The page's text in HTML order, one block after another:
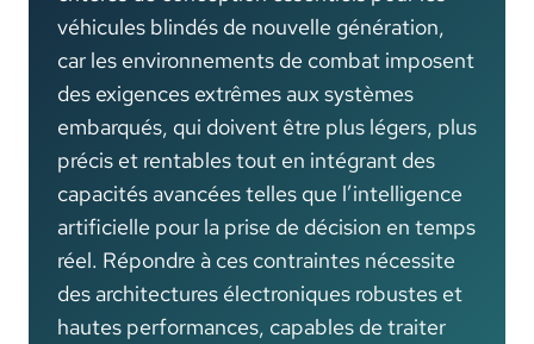
véhicules blindés de nouvelle génération,
car les environnements de combat imposent
des exigences extrêmes aux systèmes
embarqués, qui doivent être plus légers, plus
précis et rentables tout en intégrant des
capacités avancées telles que l’intelligence
artificielle pour la prise de décision en temps
réel. Répondre à ces contraintes nécessite
des architectures électroniques robustes et
hautes performances, capables de traiter